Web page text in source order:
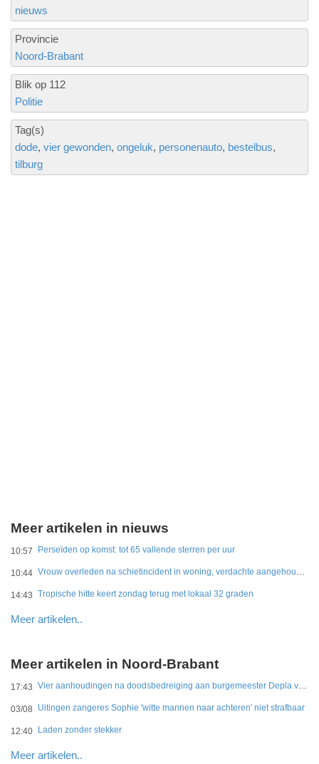
nieuws
Provincie
Noord-Brabant
Blik op 112
Politie
Tag(s)
dode vier gewonden ongeluk personenauto bestelbus
tilburg
Meer artikelen in nieuws
10:57 Perseïden op komst: tot 65 vallende sterren per uur
10:44 Vrouw overleden na schietincident in woning, verdachte aangehouden
14:43 Tropische hitte keert zondag terug met lokaal 32 graden
Meer artikelen..
Meer artikelen in Noord-Brabant
17:43 Vier aanhoudingen na doodsbedreiging aan burgemeester Depla van Breda
03/08 Uitingen zangeres Sophie 'witte mannen naar achteren' niet strafbaar
12:40 Laden zonder stekker
Meer artikelen..